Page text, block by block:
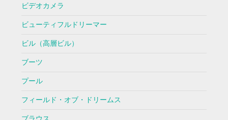
ビデオカメラ
ビューティフルドリーマー
ビル（高層ビル）
ブーツ
プール
フィールド・オブ・ドリームス